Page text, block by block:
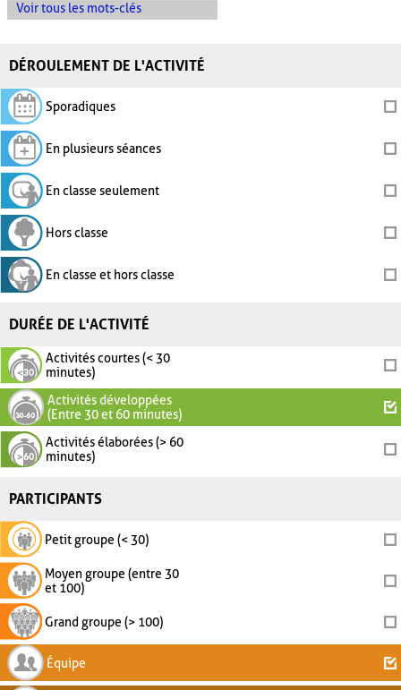
Voir tous les mots-clés
DÉROULEMENT DE L'ACTIVITÉ
Sporadiques
En plusieurs séances
En classe seulement
Hors classe
En classe et hors classe
DURÉE DE L'ACTIVITÉ
Activités courtes (< 30
minutes)
Activités développées
(Entre 30 et 60 minutes)
Activités élaborées (> 60
minutes)
PARTICIPANTS
Petit groupe (< 30)
Moyen groupe (entre 30
et 100)
Grand groupe (> 100)
Équipe